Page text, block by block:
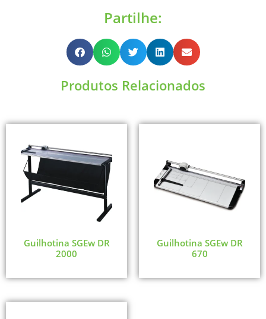
Partilhe:
Produtos Relacionados
Guilhotina SGEw DR
2000
Guilhotina SGEw DR
670